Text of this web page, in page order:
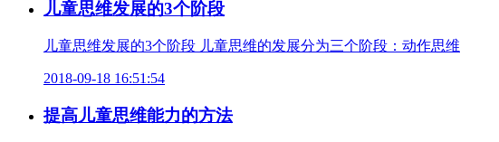
儿童思维发展的3个阶段
儿童思维发展的3个阶段 儿童思维的发展分为三个阶段：动作思维
2018-09-18 16:51:54
提高儿童思维能力的方法